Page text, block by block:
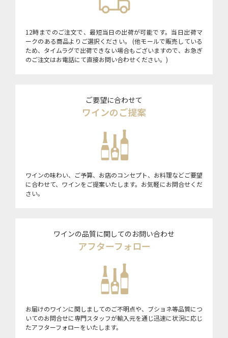
12時までのご注文で、最短当日の出荷が可能です。当日出荷マ
ークのある商品よりご選択ください。 (他モールで販売している
ため、タイムラグで出荷できない場合もございますので、お急ぎ
のご注文はお電話にて直接お問い合わせください。)
ご要望に合わせて
ワインのご提案
ワインの味わい、ご予算、お店のコンセプト、お料理などご要望
に合わせて、ワインをご提案いたします。お気軽にお問合せくだ
さい。
ワインの品質に関してのお問い合わせ
アフターフォロー
お届けのワインに関しましてのご不明点や、ブショネ等品質につ
いてのお問合せに専門スタッフが輸入元を通じ迅速に状況に応じ
たアフターフォローをいたします。